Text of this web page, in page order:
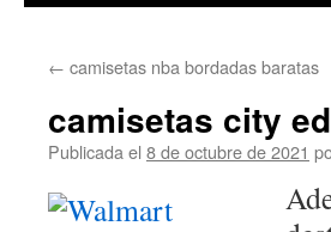
contenido
← camisetas nba bordadas baratas
camisetas city
Publicada el 8 de octubre de 2021